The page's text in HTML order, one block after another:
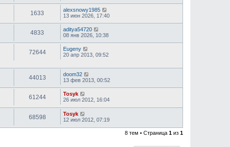
1633
alexsnowy1985
13 июн 2026, 17:40
4833
aditya54720
08 янв 2026, 10:38
72644
Eugeny
20 апр 2013, 09:52
44013
doom32
13 фев 2013, 00:52
61244
Tosyk
26 июл 2012, 16:04
68598
Tosyk
12 июл 2012, 07:19
8 тем • Страница 1 из 1